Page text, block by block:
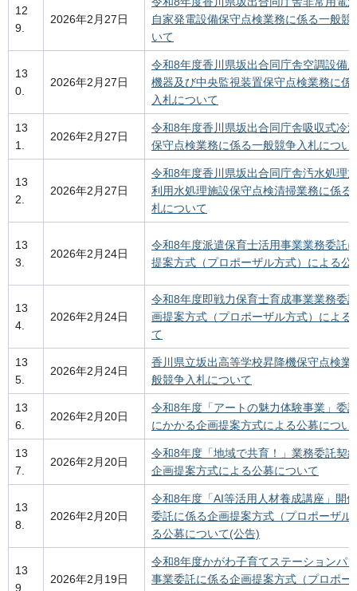
12
9.
2026年2月27日
自家発電設備保守点検業務に係る一般競
いて
13
0.
2026年2月27日
令和8年度香川県坂出合同庁舎空調設備
機器及び中央監視装置保守点検業務に係
入札について
13
1.
2026年2月27日
令和8年度香川県坂出合同庁舎吸収式冷
保守点検業務に係る一般競争入札につい
13
2.
2026年2月27日
令和8年度香川県坂出合同庁舎汚水処理
利用水処理施設保守点検清掃業務に係る
札について
13
3.
2026年2月24日
令和8年度派遣保育士活用事業業務委託
提案方式（プロポーザル方式）による公
13
4.
2026年2月24日
令和8年度即戦力保育士育成事業業務委
画提案方式（プロポーザル方式）による
て
13
5.
2026年2月24日
香川県立坂出高等学校昇降機保守点検業
般競争入札について
13
6.
2026年2月20日
令和8年度「アートの魅力体験事業」委
にかかる企画提案方式による公募につい
13
7.
2026年2月20日
令和8年度「地域で共育！」業務委託契
企画提案方式による公募について
13
8.
2026年2月20日
令和8年度「AI等活用人材養成講座」開
委託に係る企画提案方式（プロポーザル
る公募について(公告)
13
9.
2026年2月19日
令和8年度かがわ子育てステーションパ
事業委託に係る企画提案方式（プロポー